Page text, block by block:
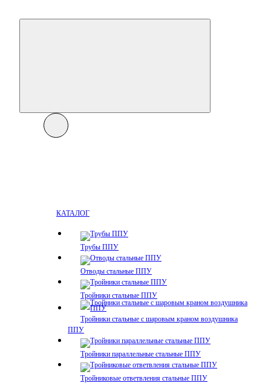
КАТАЛОГ
Трубы ППУ
Отводы стальные ППУ
Тройники стальные ППУ
Тройники стальные с шаровым краном воздушника
ППУ
Тройники параллельные стальные ППУ
Тройниковые ответвления стальные ППУ